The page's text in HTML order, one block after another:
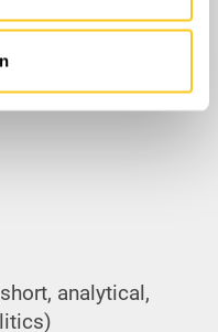
ihnen bereitgestellt
Nutzung der Dienste
analytical,